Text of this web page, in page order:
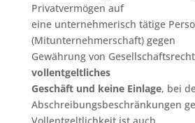
Privatvermögen auf
eine unternehmerisch tätige
(Mitunternehmerschaft) gegen
Gewährung von
vollentgeltliches
Geschäft und keine Einlage, bei
Abschreibungsbeschränkungen